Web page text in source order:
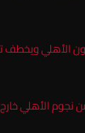
الأهلي ويخطف